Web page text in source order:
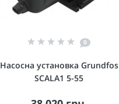
0
Насосна установка Grundfos
SCALA1 5-55